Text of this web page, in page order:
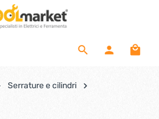
Serrature e cilindri